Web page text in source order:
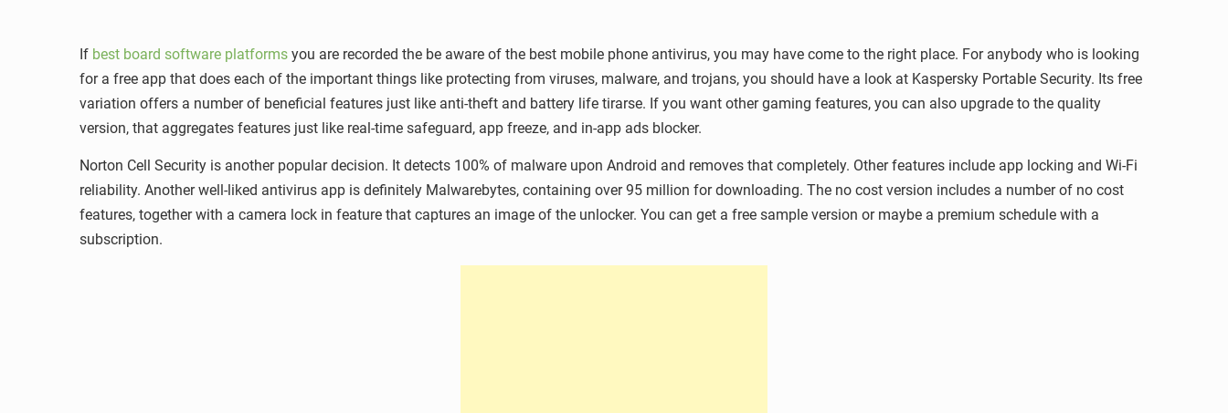
If best board software platforms you are recorded the be aware of the best mobile phone antivirus, you may have come to the right place. For anybody who is looking
for a free app that does each of the important things like protecting from viruses, malware, and trojans, you should have a look at Kaspersky Portable Security. Its free
variation offers a number of beneficial features just like anti-theft and battery life tirarse. If you want other gaming features, you can also upgrade to the quality
version, that aggregates features just like real-time safeguard, app freeze, and in-app ads blocker.
Norton Cell Security is another popular decision. It detects 100% of malware upon Android and removes that completely. Other features include app locking and Wi-Fi
reliability. Another well-liked antivirus app is definitely Malwarebytes, containing over 95 million for downloading. The no cost version includes a number of no cost
features, together with a camera lock in feature that captures an image of the unlocker. You can get a free sample version or maybe a premium schedule with a
subscription.